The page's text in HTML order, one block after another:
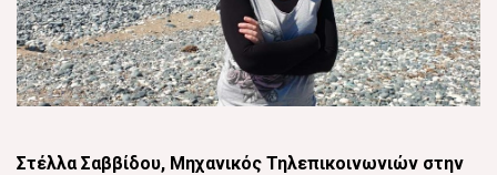
Στέλλα Σαββίδου, Μηχανικός Τηλεπικοινωνιών στην